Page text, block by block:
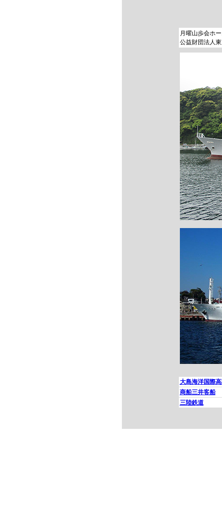
月曜山歩会ホ
公益財団法人
大島海洋国際
商船三井客船
三陸鉄道